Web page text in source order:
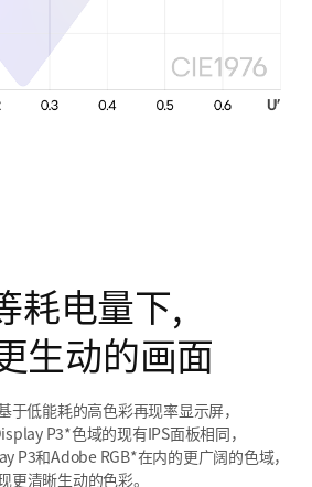
耗电量下,
生动的画面
于低能耗的高色彩再现率显示屏，
P3*色域的现有IPS面板相同，
P3和Adobe RGB*在内的更广阔的色域，
更清晰生动的色彩。